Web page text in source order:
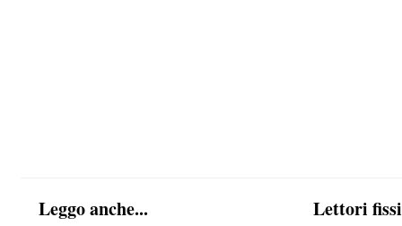
Leggo anche... Lettori fissi